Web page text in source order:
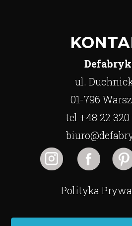
ul.
01-796
tel +48 22 320
Polityka